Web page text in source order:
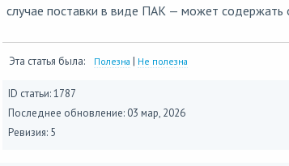
случае поставки в виде ПАК — может
Эта статья была: Полезна | Не полезна
ID статьи: 1787
Последнее обновление: 03 мар, 2026
Ревизия: 5